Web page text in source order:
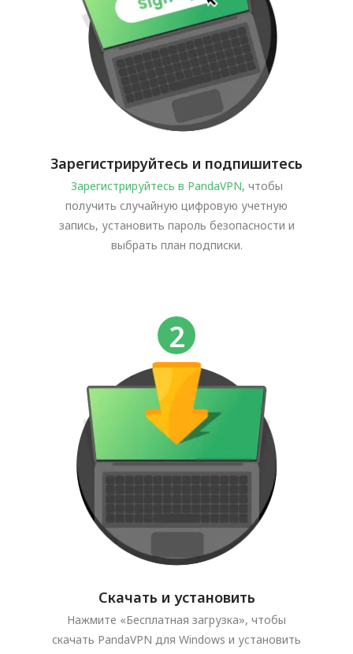
Зарегистрируйтесь и подпишитесь
Зарегистрируйтесь в PandaVPN, чтобы
получить случайную цифровую учетную
запись, установить пароль безопасности и
выбрать план подписки.
Скачать и установить
Нажмите «Бесплатная загрузка», чтобы
скачать PandaVPN для Windows и установить